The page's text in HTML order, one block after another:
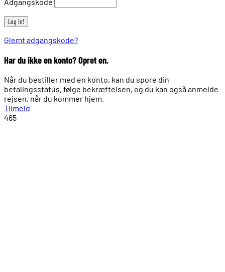
Glemt adgangskode?
Har du ikke en konto? Opret en.
Når du bestiller med en konto, kan du spore din
betalingsstatus, følge bekræftelsen, og du kan også anmelde
rejsen, når du kommer hjem.
Tilmeld
465